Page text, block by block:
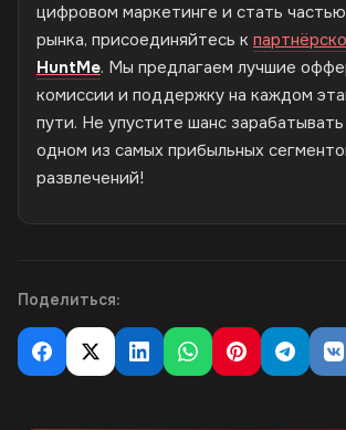
цифровом маркетинге и стать
рынка, присоединяйтесь к
HuntMe. Мы предлагаем лучшие
комиссии и поддержку на каждом
пути. Не упустите шанс
одном из самых прибыльных
развлечений!
Поделиться: